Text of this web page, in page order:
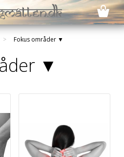
> Fokus områder ▼
▼